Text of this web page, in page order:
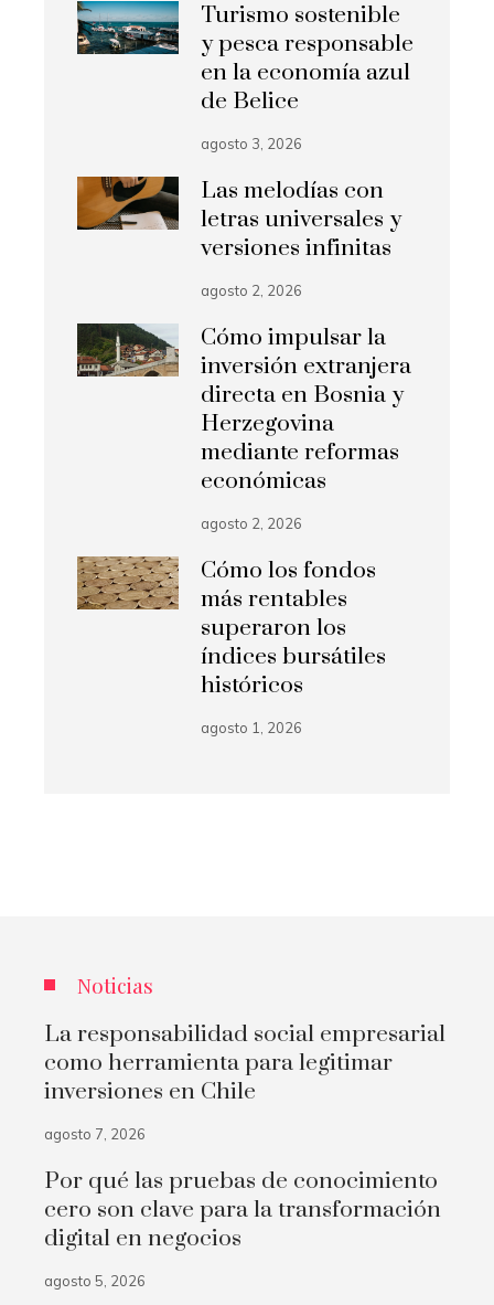
Turismo sostenible
y pesca responsable
en la economía azul
de Belice
agosto 3, 2026
Las melodías con
letras universales y
versiones infinitas
agosto 2, 2026
Cómo impulsar la
inversión extranjera
directa en Bosnia y
Herzegovina
mediante reformas
económicas
agosto 2, 2026
Cómo los fondos
más rentables
superaron los
índices bursátiles
históricos
agosto 1, 2026
Noticias
La responsabilidad social empresarial
como herramienta para legitimar
inversiones en Chile
agosto 7, 2026
Por qué las pruebas de conocimiento
cero son clave para la transformación
digital en negocios
agosto 5, 2026